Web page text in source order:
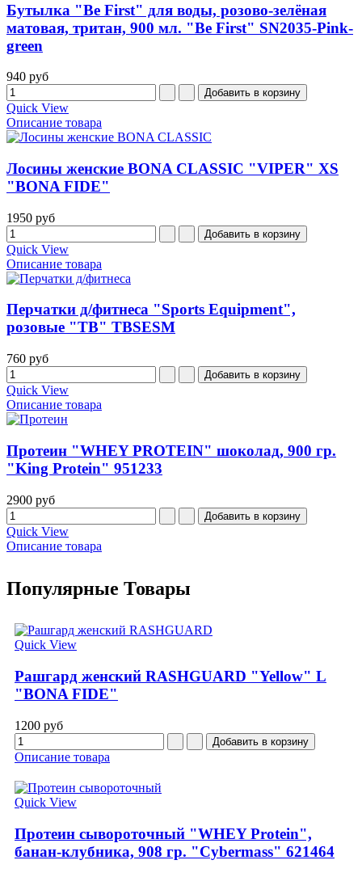
Бутылка "Be First" для воды, розово-зелёная
матовая, тритан, 900 мл. "Be First" SN2035-Pink-
green
940 руб
Quick View
Описание товара
Лосины женские BONA CLASSIC "VIPER" XS
"BONA FIDE"
1950 руб
Quick View
Описание товара
Перчатки д/фитнеса "Sports Equipment",
розовые "TB" TBSESМ
760 руб
Quick View
Описание товара
Протеин "WHEY PROTEIN" шоколад, 900 гр.
"King Protein" 951233
2900 руб
Quick View
Описание товара
Популярные Товары
Quick View
Рашгард женский RASHGUARD "Yellow" L
"BONA FIDE"
1200 руб
Описание товара
Quick View
Протеин сывороточный "WHEY Protein",
банан-клубника, 908 гр. "Cybermass" 621464